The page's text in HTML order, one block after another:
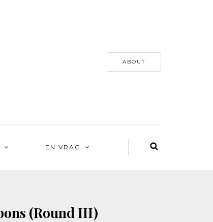
ABOUT
EN VRAC
(Round III)